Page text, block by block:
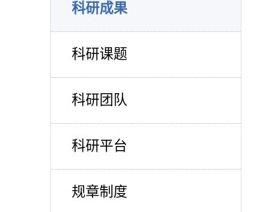
科研成果
科研课题
科研团队
科研平台
规章制度